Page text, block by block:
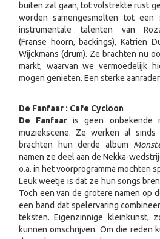
buiten zal gaan, tot volstrekte rust
worden samengesmolten tot
instrumentale talenten van
(Franse hoorn, backings), Katrien
Wijckmans (drum). Ze brachten nu
markt, waarvan we vermoedelijk
mogen genieten. Een sterke
De Fanfaar : Cafe Cycloon
De Fanfaar is geen onbekende
muziekscene. Ze werken al
brachten hun derde album
namen ze deel aan de Nekka-
o.a. in het voorprogramma mochten
Leuk weetje is dat ze hun songs
Toch een van de grotere namen op
een band dat spelervaring
teksten. Eigenzinnige kleinkunst,
kunnen omschrijven. Om die reden